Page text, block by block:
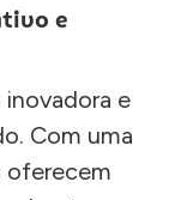
e
e
Com uma
oferecem